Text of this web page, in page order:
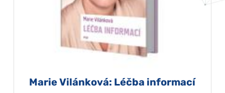
Marie Vilánková: Léčba informací